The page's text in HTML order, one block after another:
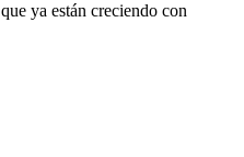
que ya están creciendo con